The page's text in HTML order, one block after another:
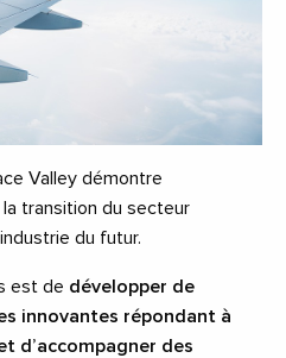
Valley démontre
la transition du secteur
du futur.
est de développer de
innovantes répondant à
d’accompagner des